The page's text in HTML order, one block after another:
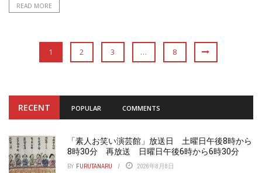
READ MORE
1 2 3 … 8
RECENT POPULAR COMMENTS
「素人お笑い演芸館」放送日 土曜日午後8時から
8時30分 再放送 日曜日午後6時から6時30分
BY FURUTANARU 2026年8月8日